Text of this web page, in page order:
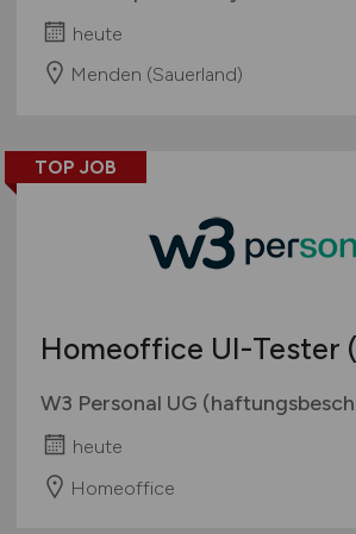
heute
Menden (Sauerland)
TOP JOB
Homeoffice UI-Tester
W3 Personal UG
heute
Homeoffice